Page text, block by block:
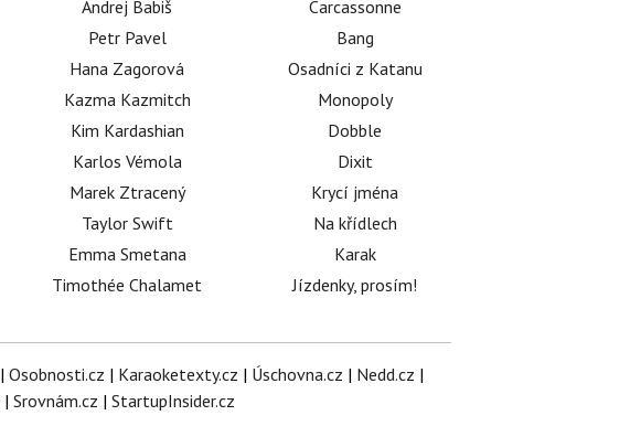
Andrej Babiš
Petr Pavel
Hana Zagorová
Kazma Kazmitch
Kim Kardashian
Karlos Vémola
Marek Ztracený
Taylor Swift
Emma Smetana
Timothée Chalamet
Carcassonne
Bang
Osadníci z Katanu
Monopoly
Dobble
Dixit
Krycí jména
Na křídlech
Karak
Jízdenky, prosím!
| Osobnosti.cz | Karaoketexty.cz | Úschovna.cz | Nedd.cz |
| Srovnám.cz | StartupInsider.cz